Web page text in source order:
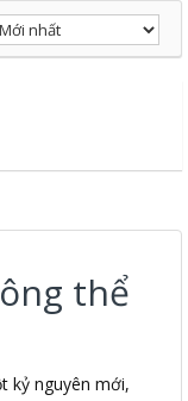
thể
kỷ nguyên mới,